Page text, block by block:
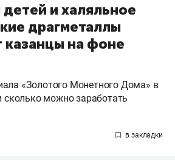
и халяльное
драгметаллы
на фоне
«Золотого Монетного Дома» в
сколько можно заработать